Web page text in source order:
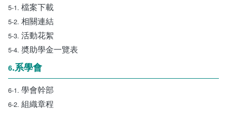
5-1. 檔案下載
5-2. 相關連結
5-3. 活動花絮
5-4. 奬助學金一覽表
6.系學會
6-1. 學會幹部
6-2. 組織章程